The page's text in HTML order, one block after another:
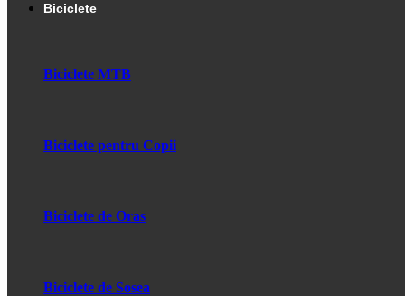
Biciclete
Biciclete MTB
Biciclete pentru Copii
Biciclete de Oras
Biciclete de Sosea